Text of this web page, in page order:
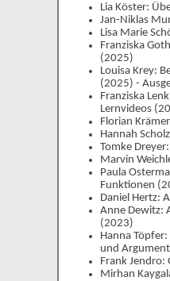
Lia Köster:
Jan-Niklas
Lisa Marie
Franziska
(2025)
Louisa Krey:
(2025) -
Franziska
Lernvideos
Florian
Hannah
Tomke
Marvin
Paula
Funktionen
Daniel Hertz:
Anne Dewitz:
(2023)
Hanna
und
Frank Jendro:
Mirhan